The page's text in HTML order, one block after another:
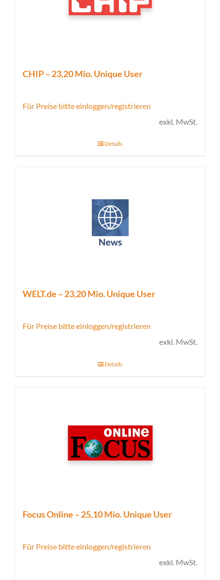
CHIP – 23,20 Mio. Unique User
Für Preise bitte einloggen/registrieren
exkl. MwSt.
Details
WELT.de – 23,20 Mio. Unique User
Für Preise bitte einloggen/registrieren
exkl. MwSt.
Details
Focus Online – 25,10 Mio. Unique User
Für Preise bitte einloggen/registrieren
exkl. MwSt.